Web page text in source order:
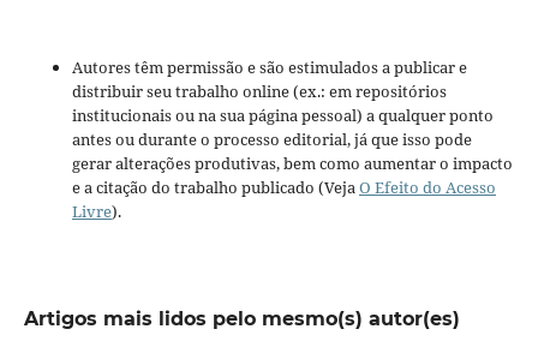
Autores têm permissão e são estimulados a publicar e
distribuir seu trabalho online (ex.: em repositórios
institucionais ou na sua página pessoal) a qualquer ponto
antes ou durante o processo editorial, já que isso pode
gerar alterações produtivas, bem como aumentar o impacto
e a citação do trabalho publicado (VejaO Efeito do Acesso
Livre).
Artigos mais lidos pelo mesmo(s) autor(es)